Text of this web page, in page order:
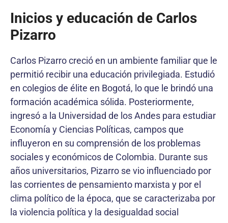
Inicios y educación de Carlos
Pizarro
Carlos Pizarro creció en un ambiente familiar que le
permitió recibir una educación privilegiada. Estudió
en colegios de élite en Bogotá, lo que le brindó una
formación académica sólida. Posteriormente,
ingresó a la Universidad de los Andes para estudiar
Economía y Ciencias Políticas, campos que
influyeron en su comprensión de los problemas
sociales y económicos de Colombia. Durante sus
años universitarios, Pizarro se vio influenciado por
las corrientes de pensamiento marxista y por el
clima político de la época, que se caracterizaba por
la violencia política y la desigualdad social